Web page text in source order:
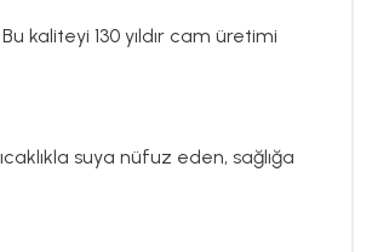
kaliteyi 130 yıldır cam üretimi
suya nüfuz eden, sağlığa